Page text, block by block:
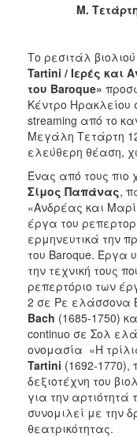
ΑΝΘΕΚΤΙΚΗ
ΠΟΛΗ
Μ.
Το ρεσιτάλ βιολιού
Tartini / Iερές και
του Baroque»
Κέντρο Ηρακλείου
streaming από το
Μεγάλη Τετάρτη
ελεύθερη θέαση,
Ένας από τους πιο
Σίμος Παπάνας,
«Ανδρέας και
έργα του
ερμηνευτικά την
του Baroque. Έργα
την τεχνική τους
ρεπερτόριο των
2 σε Ρε ελάσσονα
Bach (1685-1750)
continuo σε Σολ
ονομασία «Η
Tartini (1692-1770),
δεξιοτέχνη του
για την αρτιότητά
συνομιλεί με την
θεατρικότητας.